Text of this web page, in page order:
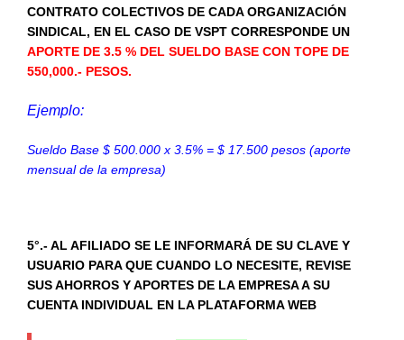
CONTRATO COLECTIVOS DE CADA ORGANIZACIÓN
SINDICAL, EN EL CASO DE VSPT CORRESPONDE UN
APORTE DE 3.5 % DEL SUELDO BASE CON TOPE DE
550,000.- PESOS.
Ejemplo:
Sueldo Base $ 500.000 x 3.5% = $ 17.500 pesos (aporte
mensual de la empresa)
5°.- AL AFILIADO SE LE INFORMARÁ DE SU CLAVE Y
USUARIO PARA QUE CUANDO LO NECESITE, REVISE
SUS AHORROS Y APORTES DE LA EMPRESA A SU
CUENTA INDIVIDUAL EN LA PLATAFORMA WEB